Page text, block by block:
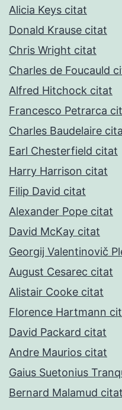
Alicia Keys citat
Donald Krause citat
Chris Wright citat
Charles de Foucauld
Alfred Hitchock citat
Francesco Petrarca
Charles Baudelaire
Earl Chesterfield citat
Harry Harrison citat
Filip David citat
Alexander Pope citat
David McKay citat
Georgij Valentinovič
August Cesarec citat
Alistair Cooke citat
Florence Hartmann
David Packard citat
Andre Maurios citat
Gaius Suetonius
Bernard Malamud citat